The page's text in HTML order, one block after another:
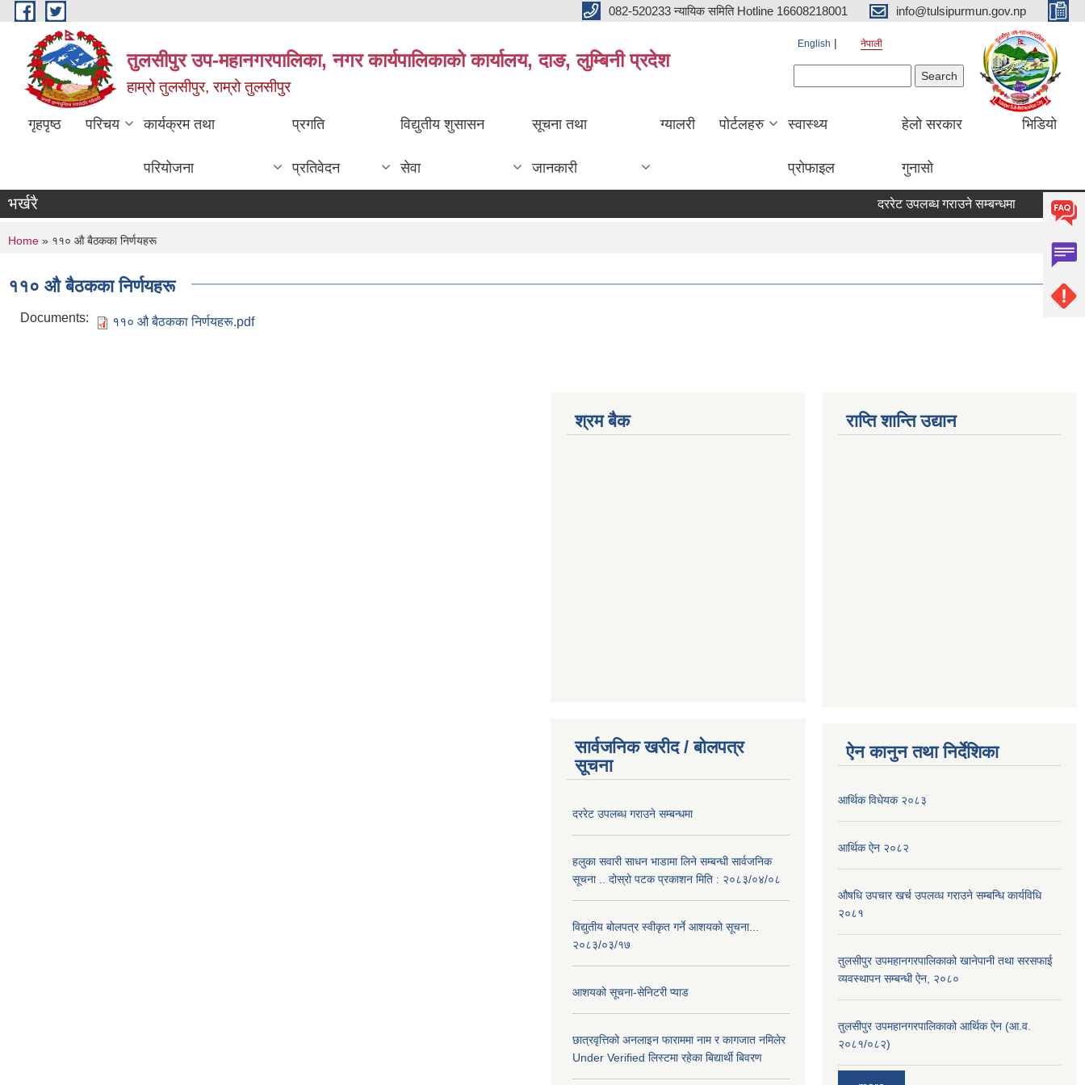
Skip to main content 082-520233 न्यायिक समिति Hotline 16608218001 info@tulsipurmun.gov.np
तुलसीपुर उप-महानगरपालिका, नगर कार्यपालिकाको कार्यालय, दाङ, लुम्बिनी प्रदेश
हाम्रो तुलसीपुर, राम्रो तुलसीपुर
English नेपाली
गृहपृष्ठ परिचय कार्यक्रम तथा
परियोजना
प्रगति
प्रतिवेदन
विद्युतीय शुसासन
सेवा
सूचना तथा
जानकारी
ग्यालरी पोर्टलहरु स्वास्थ्य
प्रोफाइल
हेलो सरकार
गुनासो
भिडियो
भर्खरै दररेट उपलब्ध गराउने सम्बन्धमा सरुवा
You are here
Home » ११० औ बैठकका निर्णयहरू
११० औ बैठकका निर्णयहरू
Documents: ११० औ बैठकका निर्णयहरू.pdf
श्रम बैक
सार्वजनिक खरीद / बोलपत्र
सूचना
दररेट उपलब्ध गराउने सम्बन्धमा
हलुका सवारी साधन भाडामा लिने सम्बन्धी सार्वजनिक
सूचना .. दोस्रो पटक प्रकाशन मिति : २०८३/०४/०८
विद्युतीय बोलपत्र स्वीकृत गर्ने आशयको सूचना...
२०८३/०३/१७
आशयको सूचना-सेनिटरी प्याड
छात्रवृत्तिको अनलाइन फाराममा नाम र कागजात नमिलेर
Under Verified लिस्टमा रहेका बिद्यार्थी बिवरण
राप्ति शान्ति उद्यान
ऐन कानुन तथा निर्देशिका
आर्थिक विधेयक २०८३
आर्थिक ऐन २०८२
औषधि उपचार खर्च उपलव्ध गराउने सम्बन्धि कार्यविधि
२०८१
तुलसीपुर उपमहानगरपालिकाको खानेपानी तथा सरसफाई
व्यवस्थापन सम्बन्धी ऐन, २०८०
तुलसीपुर उपमहानगरपालिकाको आर्थिक ऐन (आ.व.
२०८१/०८२)